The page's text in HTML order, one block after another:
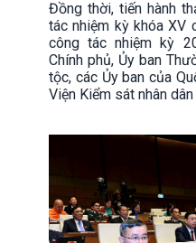
Đồng thời, tiến hành
tác nhiệm kỳ khóa XV
công tác nhiệm kỳ
Chính phủ, Ủy ban
tộc, các Ủy ban của
Viện Kiểm sát nhân